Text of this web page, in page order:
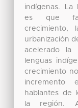
indígenas. La
es que
crecimiento,
urbanización
acelerado la
lenguas
crecimiento
hablantes de
la región.